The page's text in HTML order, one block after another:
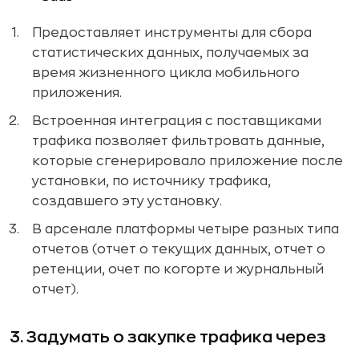
Предоставляет инструменты для сбора
статистических данных, получаемых за
время жизненного цикла мобильного
приложения.
Встроенная интеграция с поставщиками
трафика позволяет фильтровать данные,
которые сгенерировало приложение после
установки, по источнику трафика,
создавшего эту установку.
В арсенале платформы четыре разных типа
отчетов (отчет о текущих данных, отчет о
ретенции, очет по когорте и журнальный
отчет).
3. Задумать о закупке трафика через